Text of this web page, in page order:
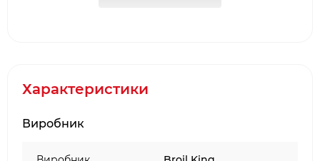
Характеристики
Виробник